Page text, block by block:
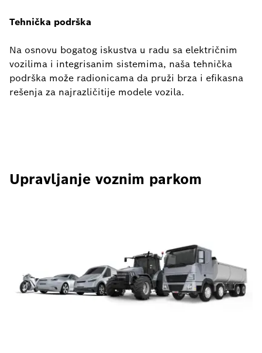
Tehnička podrška
Na osnovu bogatog iskustva u radu sa električnim
vozilima i integrisanim sistemima, naša tehnička
podrška može radionicama da pruži brza i efikasna
rešenja za najrazličitije modele vozila.
Upravljanje voznim parkom